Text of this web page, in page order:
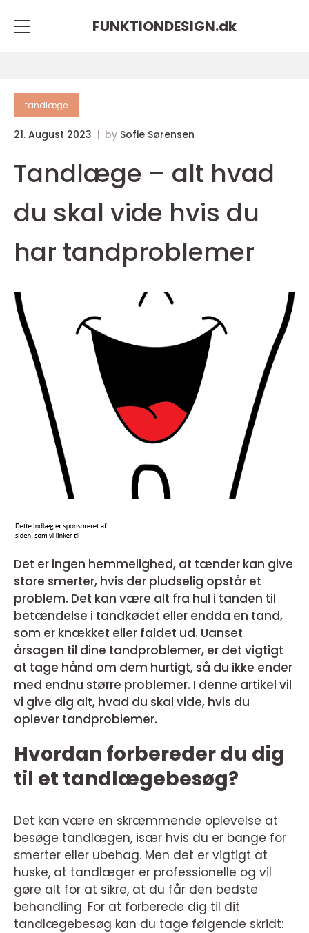
FUNKTIONDESIGN.dk
tandlæge
21. August 2023 by Sofie Sørensen
Tandlæge – alt hvad
du skal vide hvis du
har tandproblemer
Det er ingen hemmelighed, at tænder kan give
store smerter, hvis der pludselig opstår et
problem. Det kan være alt fra hul i tanden til
betændelse i tandkødet eller endda en tand,
som er knækket eller faldet ud. Uanset
årsagen til dine tandproblemer, er det vigtigt
at tage hånd om dem hurtigt, så du ikke ender
med endnu større problemer. I denne artikel vil
vi give dig alt, hvad du skal vide, hvis du
oplever tandproblemer.
Hvordan forbereder du dig
til et tandlægebesøg?
Det kan være en skræmmende oplevelse at
besøge tandlægen, især hvis du er bange for
smerter eller ubehag. Men det er vigtigt at
huske, at tandlæger er professionelle og vil
gøre alt for at sikre, at du får den bedste
behandling. For at forberede dig til dit
tandlægebesøg kan du tage følgende skridt: